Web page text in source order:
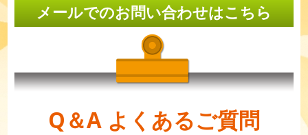
メールでのお問い合わせはこちら
Q＆A よくあるご質問